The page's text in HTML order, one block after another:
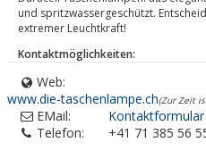
und spritzwassergeschützt.
extremer Leuchtkraft!
Kontaktmöglichkeiten:
Web:
www.die-taschenlampe.ch(Zur Zeit
EMail:
Kontaktformular
Telefon:
+41 71 385 56